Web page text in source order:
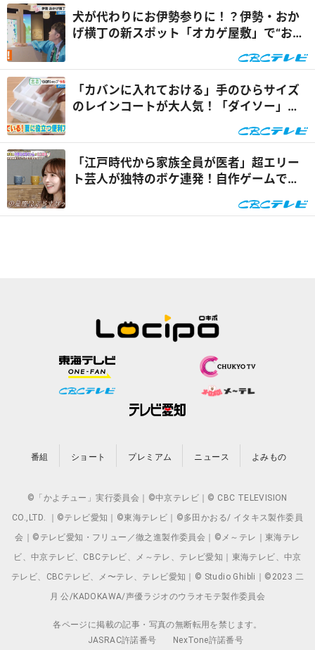
犬が代わりにお伊勢参りに！？伊勢・おか
げ横丁の新スポット「オカゲ屋敷」で“おか
「カバンに入れておける」手のひらサイズ
のレインコートが大人気！「ダイソー」で
「江戸時代から家族全員が医者」超エリー
ト芸人が独特のボケ連発！自作ゲームで三
番組 ショート プレミアム ニュース よみもの
©「かよチュー」実行委員会｜©中京テレビ｜© CBC TELEVISION
CO.,LTD. ｜©テレビ愛知｜©東海テレビ｜©多田かおる/ イタキス製作委員
会｜©テレビ愛知・フリュー／徹之進製作委員会｜©メ～テレ｜東海テレ
ビ、中京テレビ、CBCテレビ、メ～テレ、テレビ愛知｜東海テレビ、中京
テレビ、CBCテレビ、メ〜テレ、テレビ愛知｜© Studio Ghibli｜©2023 二
月 公/KADOKAWA/声優ラジオのウラオモテ製作委員会
各ページに掲載の記事・写真の無断転用を禁じます。
JASRAC許諾番号
NexTone許諾番号